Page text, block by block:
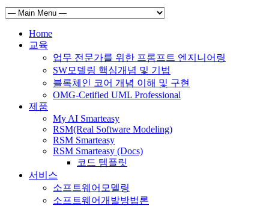
Home
교육
업무 전문가를 위한 프롬프트 엔지니어링
SW모델링 핵심개념 및 기법
블록체인 코어 개념 이해 및 구현
OMG-Cetified UML Professional
제품
My AI Smarteasy
RSM(Real Software Modeling)
RSM Smarteasy
RSM Smarteasy (Docs)
코드 템플릿
서비스
소프트웨어모델링
소프트웨어개발방법론